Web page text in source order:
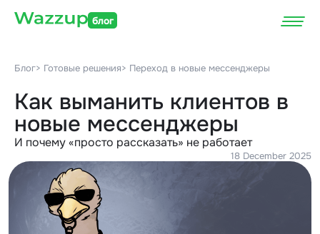
блог
Блог> Готовые решения> Переход в новые мессенджеры
Как выманить клиентов в
новые мессенджеры
И почему «просто рассказать» не работает
18 December 2025